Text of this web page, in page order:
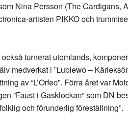
Nina Persson (The Cardigans,
artisten PIKKO och
turnerat utomlands,
medverkat i ”Lubiewo –
av “L’Orfeo”. Förra året var
”Faust i Gasklockan” som DN
och förunderlig föreställning”.